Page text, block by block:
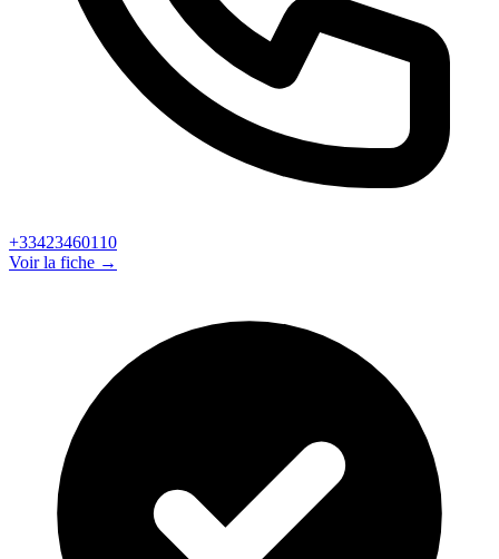
+33423460110
Voir la fiche →